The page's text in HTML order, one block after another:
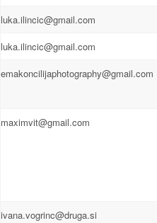
luka.ilincic@gmail.com
luka.ilincic@gmail.com
emakoncilijaphotography@gmail.com
maximvit@gmail.com
ivana.vogrinc@druga.si